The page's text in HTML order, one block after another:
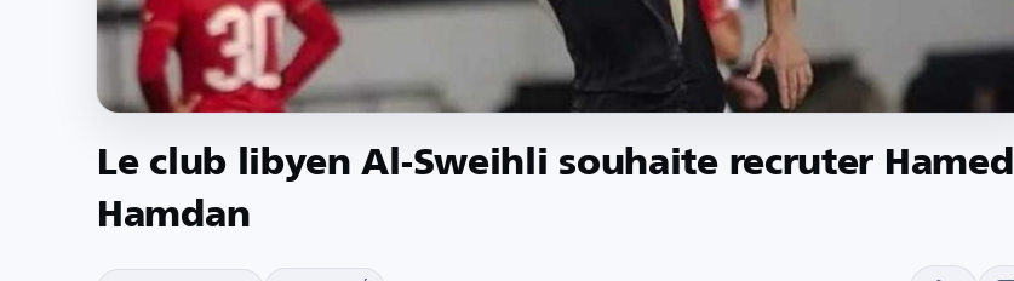
Le club libyen Al-Sweihli souhaite recruter Hamed
Hamdan